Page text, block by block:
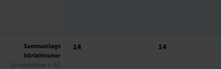
Sammanlagt
körlektioner
En körlektion = 50
14 14